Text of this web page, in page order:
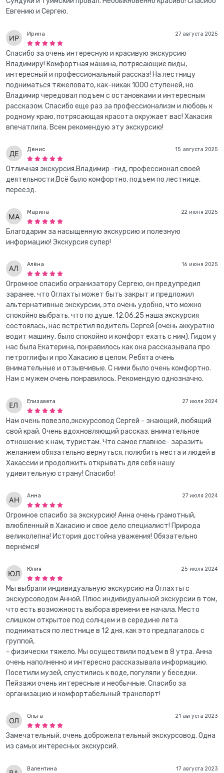
Евгению и Сергею.
27 августа 2025
Ирина
Спасибо за очень интересную и красивую экскурсию
Владимиру! Комфортная машина, потрясающие виды,
интересный и профессиональный рассказ! На лестницу
подниматься тяжеловато, как-никак 1000 ступеней, но
Владимир чередовал подъем с остановками и интересным
рассказом. Спасибо еще раз за профессионализм и любовь к
родному краю, потрясающая красота окружает вас! Хакасия
впечатлила. Всем рекомендую эту экскурсию!
15 августа 2025
Денис
Отличная экскурсия.Владимир -гид, профессионал своей
деятельности.Всё было комфортно, подъем по лестнице,
переезд.
22 июня 2025
Марина
Благодарим за насыщенную экскурсию и полезную
информацию! Экскурсия супер!
16 июня 2025
Алëна
Огромное спасибо огранизатору Сергею, он предупредил
заранее, что Оглахты может быть закрыт и предложил
альтернативные экскурсии, это очень удобно, что можно
спокойно выбрать, что по душе. 12.06.25 наша экскурсия
состоялась, нас встретил водитель Сергей (очень аккуратно
водит машину, было спокойно и комфорт ехать с ним). Гидом у
нас была Екатерина, понравилось как она рассказывала про
петроглифы и про Хакасию в целом. Ребята очень
внимательные и отзывчивые. С ними было очень комфортно.
Нам с мужем очень понравилось. Рекомендую однозначно.
27 июля 2024
Елизавета
Нам очень повезло,экскурсовод Сергей - знающий, любящий
свой край. Очень вдохновляющий рассказ, внимательное
отношение к нам, туристам. Что самое главное- заразить
желанием обязательно вернуться, полюбить места и людей в
Хакассии и продолжить открывать для себя нашу
удивительную страну! Спасибо!
27 июля 2024
Анна
Огромное спасибо за экскурсию! Анна очень грамотный,
влюбленный в Хакасию и свое дело специалист! Природа
великолепна! История достойна уважения! Обязательно
вернёмся!
25 июля 2024
Юлия
Мы выбрали индивидуальную экскурсию на Оглахты с
экскурсоводом Анной. Плюс индивидуальной экскурсии в том,
что есть возможность выбора времени ее начала. Место
слишком открытое под солнцем и в середине лета
подниматься по лестнице в 12 дня, как это предлагалось с
группой,
- физически тяжело. Мы осуществили подъем в 8 утра. Анна
очень наполненно и интересно рассказывала информацию.
Посетили музей, спустились к воде, погуляли у беседки.
Пейзажи очень интересные и необычные. Спасибо за
организацию и комфортабельный транспорт!
21 августа 2023
Ольга
Замечательный, очень доброжелательный экскурсовод. Одна
из самых интересных экскурсий.
17 августа 2023
Валентина